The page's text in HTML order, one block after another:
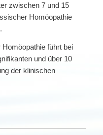
zwischen 7 und 15
Homöopathie
führt bei
und über 10
der klinischen